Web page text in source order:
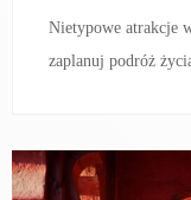
Nietypowe atrakcje
zaplanuj podróż